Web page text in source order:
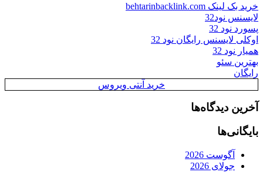
خرید بک لینک behtarinbacklink.com
لایسنس نود32
پسورد نود 32
اوکلی لایسنس رایگان نود 32
همیار نود 32
بهترین سئو
رایگان
خرید آنتی ویروس
آخرین دیدگاه‌ها
بایگانی‌ها
آگوست 2026
جولای 2026